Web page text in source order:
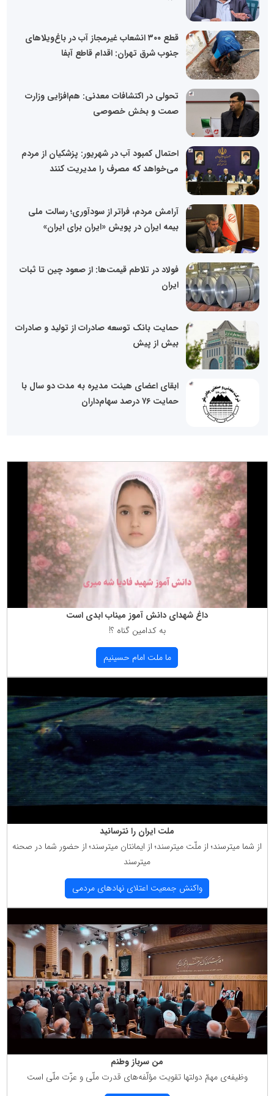
قطع ۳۰۰ انشعاب غیرمجاز آب در باغ‌ویلاهای
جنوب شرق تهران: اقدام قاطع آبفا
تحولی در اکتشافات معدنی: هم‌افزایی وزارت
صمت و بخش خصوصی
احتمال کمبود آب در شهریور: پزشکیان از مردم
می‌خواهد که مصرف را مدیریت کنند
آرامش مردم، فراتر از سودآوری؛ رسالت ملی
بیمه ایران در پویش «ایران برای ایران»
فولاد در تلاطم قیمت‌ها: از صعود چین تا ثبات
ایران
حمایت بانک توسعه صادرات از تولید و صادرات
بیش از پیش
ابقای اعضای هیئت مدیره به مدت دو سال با
حمایت ۷۶ درصد سهام‌داران
داغ شهدای دانش آموز میناب ابدی است
به كدامین گناه ؟!
ما ملت امام حسینیم
ملت ایران را نترسانید
از شما میترسند؛ از ملّت میترسند؛ از ایمانتان میترسند؛ از حضور شما در صحنه
میترسند
واكنش جمعیت اعتلای نهادهای مردمی
من سرباز وطنم
وظیفه‌ی مهمّ دولتها تقویت مؤلّفه‌های قدرت ملّی و عزّت ملّی است